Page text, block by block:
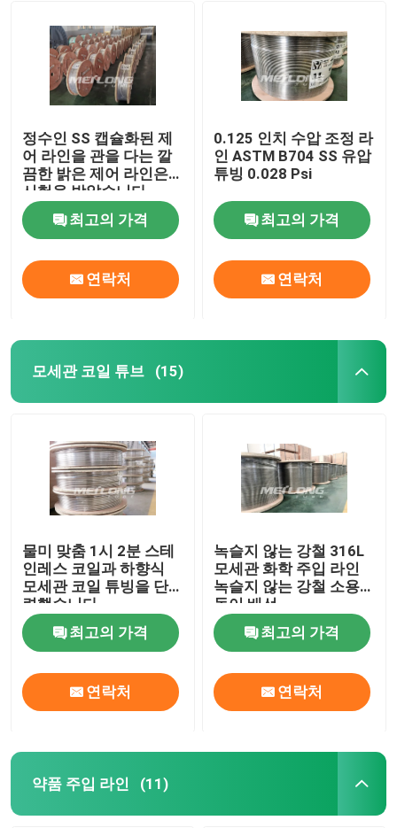
정수인 SS 캡슐화된 제
어 라인을 관을 다는 깔
끔한 밝은 제어 라인은
시험을 받았습니다
최고의 가격
연락처
0.125 인치 수압 조정 라
인 ASTM B704 SS 유압
튜빙 0.028 Psi
최고의 가격
연락처
모세관 코일 튜브 (15)
물미 맞춤 1시 2분 스테
인레스 코일과 하향식
모세관 코일 튜빙을 단
련했습니다
최고의 가격
연락처
녹슬지 않는 강철 316L
모세관 화학 주입 라인
녹슬지 않는 강철 소용
돌이 배선
최고의 가격
연락처
약품 주입 라인 (11)